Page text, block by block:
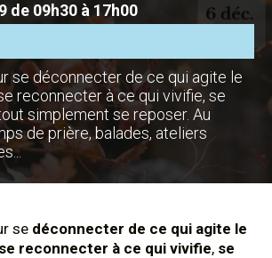
de 09h30 à 17h00
se déconnecter de ce qui agite le
reconnecter à ce qui vivifie, se
simplement se reposer. Au
de prière, balades, ateliers
se déconnecter de ce qui agite le
se reconnecter à ce qui vivifie, se